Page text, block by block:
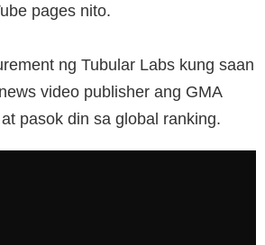
pages nito.
ng Tubular Labs kung saan
video publisher ang GMA
pasok din sa global ranking.